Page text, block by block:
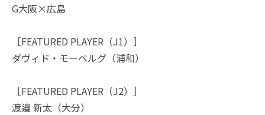
G大阪×広島
［FEATURED PLAYER（J1）］
ダヴィド・モーベルグ（浦和）
［FEATURED PLAYER（J2）］
渡邉 新太（大分）